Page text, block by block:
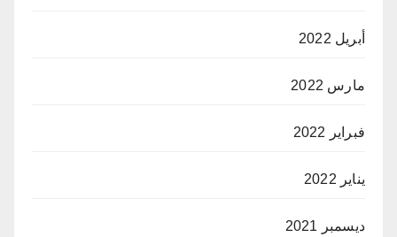
أبريل 2022
مارس 2022
فبراير 2022
يناير 2022
ديسمبر 2021